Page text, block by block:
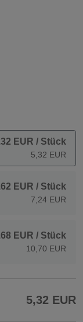
EUR / Stück
5,32 EUR
EUR / Stück
7,24 EUR
EUR / Stück
10,70 EUR
5,32 EUR